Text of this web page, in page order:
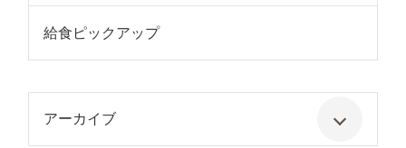
給食ピックアップ
アーカイブ